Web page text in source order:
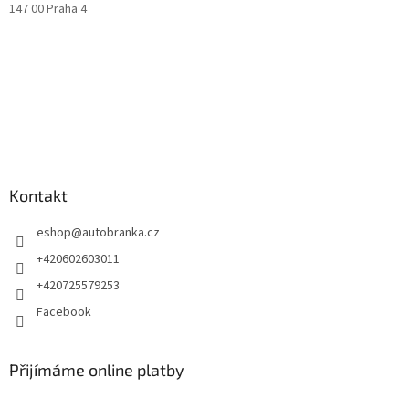
147 00 Praha 4
Kontakt
eshop@autobranka.cz
+420602603011
+420725579253
Facebook
Přijímáme online platby